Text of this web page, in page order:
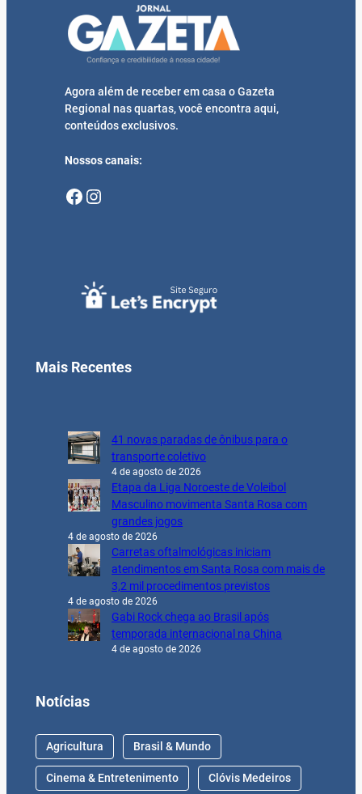
Agora além de receber em casa o Gazeta
Regional nas quartas, você encontra aqui,
conteúdos exclusivos.
Nossos canais:
Facebook Instagram
Mais Recentes
41 novas paradas de ônibus para o
transporte coletivo
4 de agosto de 2026
Etapa da Liga Noroeste de Voleibol
Masculino movimenta Santa Rosa com
grandes jogos
4 de agosto de 2026
Carretas oftalmológicas iniciam
atendimentos em Santa Rosa com mais de
3,2 mil procedimentos previstos
4 de agosto de 2026
Gabi Rock chega ao Brasil após
temporada internacional na China
4 de agosto de 2026
Notícias
Agricultura Brasil & Mundo
Cinema & Entretenimento Clóvis Medeiros